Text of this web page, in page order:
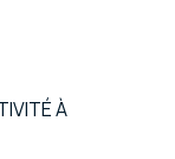
À